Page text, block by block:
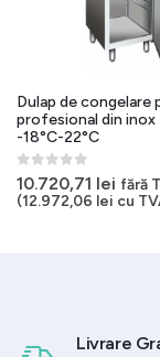
Dulap de congelare
profesional din inox
-18°C-22°C
0out of 5
10.720,71 lei fără
(12.972,06 lei cu
Livrare